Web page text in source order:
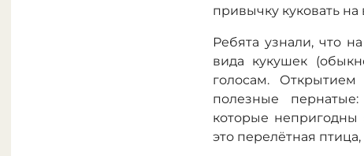
привычку куковать на
Ребята узнали, что
вида кукушек
голосам.
полезные
которые
это перелётная